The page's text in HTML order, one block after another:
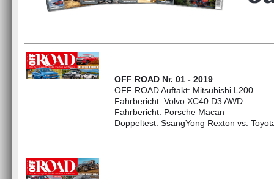
OFF ROAD Nr. 01 - 2019
OFF ROAD Auftakt: Mitsubishi L200
Fahrbericht: Volvo XC40 D3 AWD
Fahrbericht: Porsche Macan
Doppeltest: SsangYong Rexton vs.